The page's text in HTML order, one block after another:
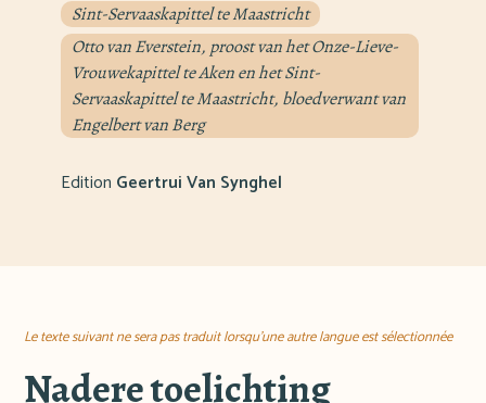
Sint-Servaaskapittel te Maastricht
Otto van Everstein, proost van het Onze-Lieve-
Vrouwekapittel te Aken en het Sint-
Servaaskapittel te Maastricht, bloedverwant van
Engelbert van Berg
Edition Geertrui Van Synghel
Le texte suivant ne sera pas traduit lorsqu'une autre langue est sélectionnée
Nadere toelichting